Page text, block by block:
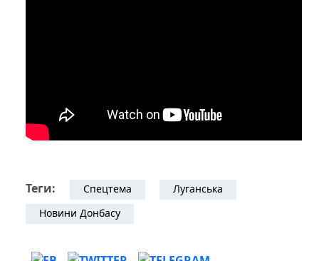
Теги: Спецтема
Луганська
Новини Донбасу